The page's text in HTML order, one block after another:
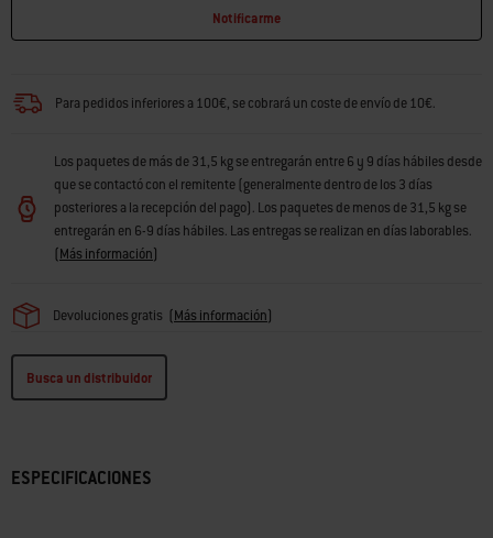
Notificarme
Para pedidos inferiores a 100€, se cobrará un coste de envío de 10€.
Los paquetes de más de 31,5 kg se entregarán entre 6 y 9 días hábiles desde
que se contactó con el remitente (generalmente dentro de los 3 días
posteriores a la recepción del pago). Los paquetes de menos de 31,5 kg se
entregarán en 6-9 días hábiles. Las entregas se realizan en días laborables.
(Más información)
Devoluciones gratis (Más información)
Busca un distribuidor
ESPECIFICACIONES